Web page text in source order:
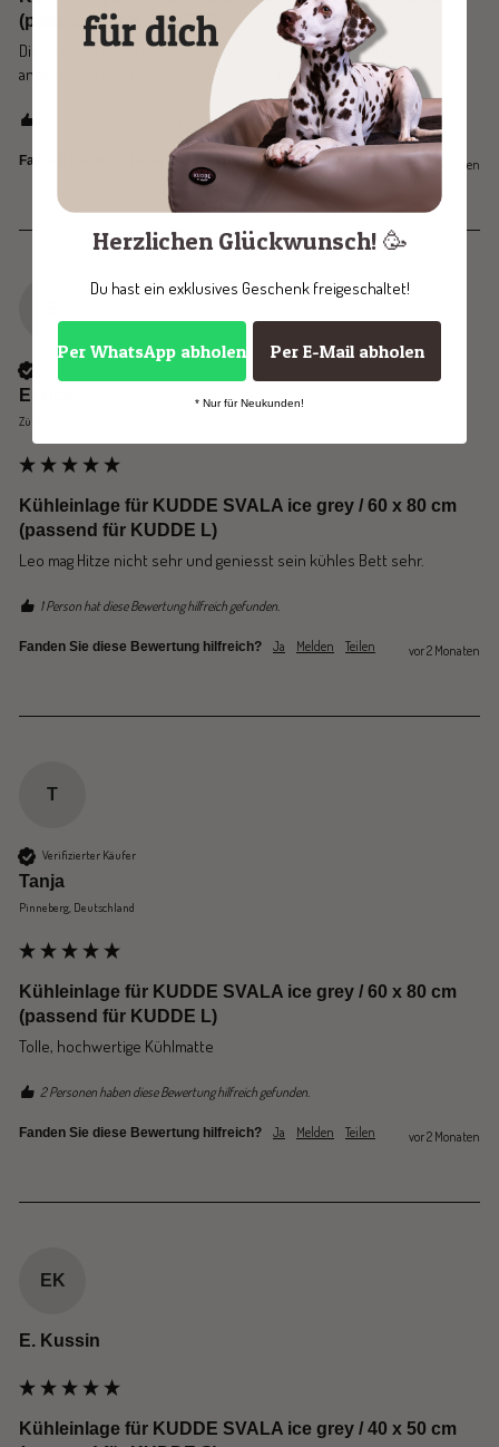
(passend für KUDDE S)
Die beste Kühlmatte die ich je hatte. Wird von den Hunden gut
angenommen. Werde nochmal welche kaufen.
1 Person hat diese Bewertung hilfreich gefunden.
Fanden Sie diese Bewertung hilfreich? Ja Melden Teilen vor 2 Monaten
Enrico
Zürich, CH
Kühleinlage für KUDDE SVALA ice grey / 60 x 80 cm
(passend für KUDDE L)
Leo mag Hitze nicht sehr und geniesst sein kühles Bett sehr.
1 Person hat diese Bewertung hilfreich gefunden.
Fanden Sie diese Bewertung hilfreich? Ja Melden Teilen vor 2 Monaten
T
Verifizierter Käufer
Tanja
Pinneberg, Deutschland
Kühleinlage für KUDDE SVALA ice grey / 60 x 80 cm
(passend für KUDDE L)
Tolle, hochwertige Kühlmatte
2 Personen haben diese Bewertung hilfreich gefunden.
Fanden Sie diese Bewertung hilfreich? Ja Melden Teilen vor 2 Monaten
EK
E. Kussin
Kühleinlage für KUDDE SVALA ice grey / 40 x 50 cm
Herzlichen Glückwunsch! 🥳
Du hast ein exklusives Geschenk freigeschaltet!
Per WhatsApp abholen Per E-Mail abholen
* Nur für Neukunden!